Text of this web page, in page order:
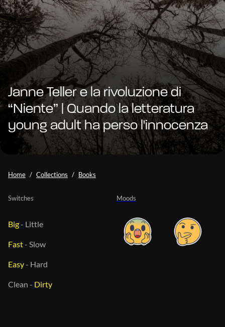
Janne Teller e la rivoluzione di
“Niente” | Quando la letteratura
young adult ha perso l'innocenza
Home Collections Books
Moods
Switches
Big- Little
Fast- Slow
Easy- Hard
Clean - Dirty